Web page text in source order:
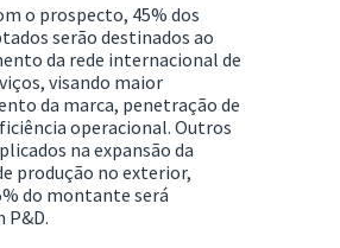
o prospecto, 45% dos
serão destinados ao
da rede internacional de
visando maior
da marca, penetração de
operacional. Outros
na expansão da
produção no exterior,
do montante será
P&D.